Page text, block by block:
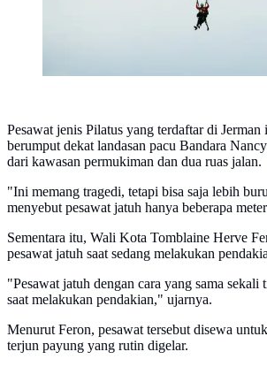
Pesawat jenis Pilatus yang terdaftar di Jerman
berumput dekat landasan pacu Bandara
dari kawasan permukiman dan dua ruas jalan.
"Ini memang tragedi, tetapi bisa saja lebih
menyebut pesawat jatuh hanya beberapa
Sementara itu, Wali Kota Tomblaine Herve
pesawat jatuh saat sedang melakukan
"Pesawat jatuh dengan cara yang sama sekali
saat melakukan pendakian," ujarnya.
Menurut Feron, pesawat tersebut disewa
terjun payung yang rutin digelar.